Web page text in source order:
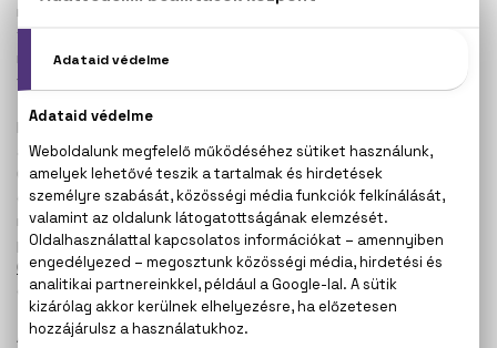
márkájává vált, rajongói szerint az igazi amerikai életérzést
testesíti meg, olyan világsztárok gardróbjában is
megtalálható, mintMark Wahlberg, Kate Moss, Eva Mendes
vagy
Már Calvin Klein első illata, az
aratott. Mind a nőknek, mind a férfiaknak készült
Obsession illatokat a keleties hangulatvilág és a fülledt
erotika jellemzi. A klasszikus orientális Obsession-nek ma
már több változata elérhető, a nőiSecret Obsession
például cseppnyi fás aromával gazdagodott, míg a férfi
Obsession By Nightaz eredeti illatvilág édesebb,
gyümölcsösebb változata.
A következő illat, azEternityszintén számos rajongót